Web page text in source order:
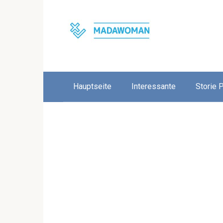
Hauptseite Interessante Storie